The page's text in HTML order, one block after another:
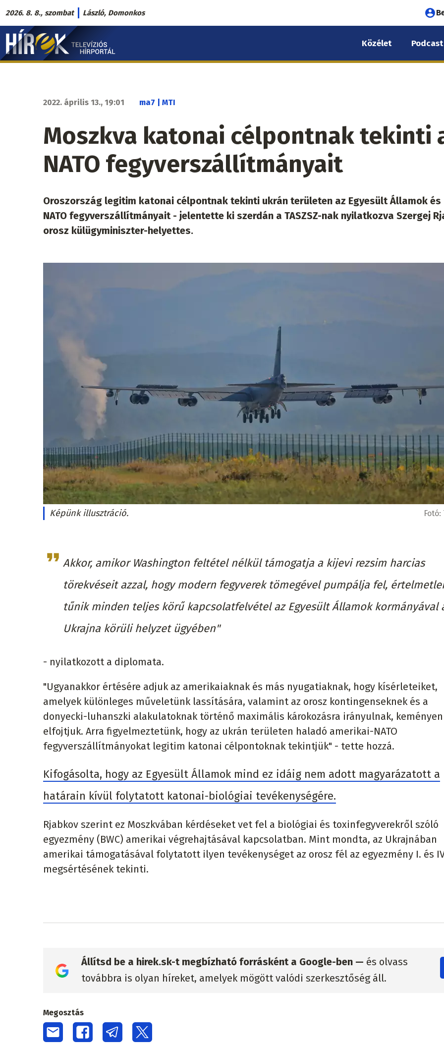
Ugrás
a
tartalomra
2026. 8. 8., szombat László, Domonkos
Hírek.sk
fő
Közélet Podcast
2022. április 13., 19:01 ma7 | MTI
Moszkva katonai célpontnak tekinti
NATO fegyverszállítmányait
Oroszország legitim katonai célpontnak tekinti ukrán területen az Egyesült Államok és
NATO fegyverszállítmányait - jelentette ki szerdán a TASZSZ-nak nyilatkozva Szergej
orosz külügyminiszter-helyettes.
Képünk illusztráció. Fotó:
Akkor, amikor Washington feltétel nélkül támogatja a kijevi rezsim harcias
törekvéseit azzal, hogy modern fegyverek tömegével pumpálja fel,
tűnik minden teljes körű kapcsolatfelvétel az Egyesült Államok kormányával
Ukrajna körüli helyzet ügyében"
- nyilatkozott a diplomata.
"Ugyanakkor értésére adjuk az amerikaiaknak és más nyugatiaknak, hogy kísérleteiket,
amelyek különleges műveletünk lassítására, valamint az orosz kontingenseknek és a
donyecki-luhanszki alakulatoknak történő maximális károkozásra irányulnak, keményen
elfojtjuk. Arra figyelmeztetünk, hogy az ukrán területen haladó amerikai-NATO
fegyverszállítmányokat legitim katonai célpontoknak tekintjük" - tette hozzá.
Kifogásolta, hogy az Egyesült Államok mind ez idáig nem adott magyarázatott a
határain kívül folytatott katonai-biológiai tevékenységére.
Rjabkov szerint ez Moszkvában kérdéseket vet fel a biológiai és toxinfegyverekről szóló
egyezmény (BWC) amerikai végrehajtásával kapcsolatban. Mint mondta, az Ukrajnában
amerikai támogatásával folytatott ilyen tevékenységet az orosz fél az egyezmény I. és
megsértésének tekinti.
Állítsd be a hirek.sk-t megbízható forrásként a Google-ben — és olvass
továbbra is olyan híreket, amelyek mögött valódi szerkesztőség áll.
Megosztás